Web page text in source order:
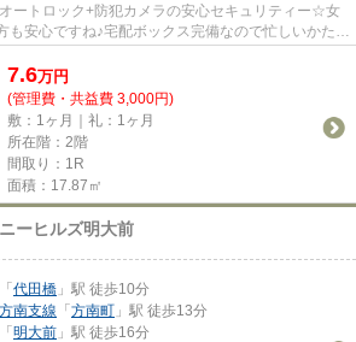
ートロック+防犯カメラの安心セキュリティー☆女
安心ですね♪宅配ボックス完備なので忙しいかたも
...
7.6万円
(管理費・共益費 3,000円)
敷：1ヶ月｜礼：1ヶ月
所在階：2階
間取り：1R
面積：17.87㎡
ーヒルズ明大前
「代田橋 」駅 徒歩10分
南支線 「方南町 」駅 徒歩13分
「明大前 」駅 徒歩16分